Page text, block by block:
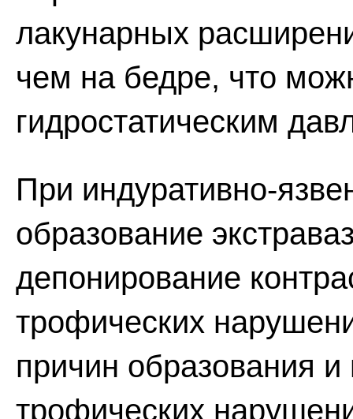
лакунарных
чем на бедре, что
гидростатическим
При индуративно-
образование
депонирование
трофических
причин образования и
трофических